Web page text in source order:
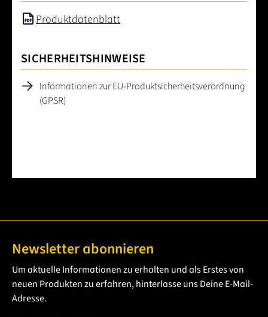
Produktdatenblatt
SICHERHEITSHINWEISE
Informationen zur EU-Produktsicherheitsverordnung
(GPSR)
Newsletter abonnieren
Um aktuelle Informationen zu erhalten und als Erstes von
neuen Produkten zu erfahren, hinterlasse uns Deine E-Mail-
Adresse.